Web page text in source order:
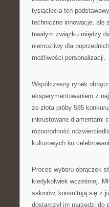
tysiąclecia ten
techniczne innowacje, ale
trwałym związku między
niemożliwy dla
możliwości personalizacji.
Współczesny rynek
eksperymentowaniem z
ze złota próby 585
inkrustowane diamentami
różnorodność
kulturowych ku
Proces wyboru obrączek
kiedykolwiek wcześniej.
salonów, konsultują się z
dostarczył im narzędzi do